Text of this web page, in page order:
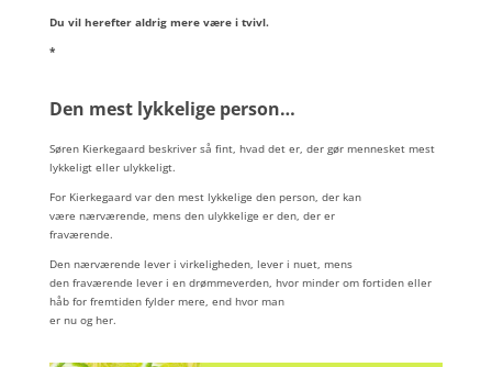
Du vil herefter aldrig mere være i tvivl.
*
Den mest lykkelige person…
Søren Kierkegaard beskriver så fint, hvad det er, der gør mennesket mest
lykkeligt eller ulykkeligt.
For Kierkegaard var den mest lykkelige den person, der kan
være nærværende, mens den ulykkelige er den, der er
fraværende.
Den nærværende lever i virkeligheden, lever i nuet, mens
den fraværende lever i en drømmeverden, hvor minder om fortiden eller
håb for fremtiden fylder mere, end hvor man
er nu og her.